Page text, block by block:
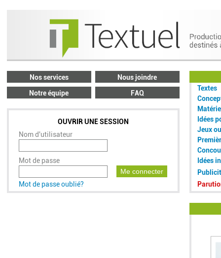
Nos services
Nous joindre
Notre équipe
FAQ
OUVRIR UNE SESSION
Nom d'utilisateur
Mot de passe
Me connecter
Mot de passe oublié?
Textes
Idées
Jeux
Idées